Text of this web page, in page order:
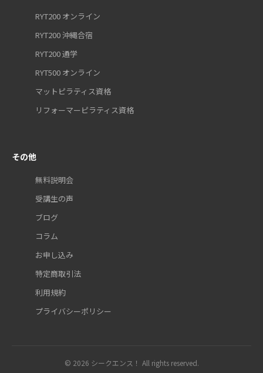
RYT200 オンライン
RYT200 沖縄合宿
RYT200 通学
RYT500 オンライン
マットピラティス資格
リフォーマーピラティス資格
その他
無料説明会
受講生の声
ブログ
コラム
お申し込み
特定商取引法
利用規約
プライバシーポリシー
© 2026 シークエンス！ All rights reserved.